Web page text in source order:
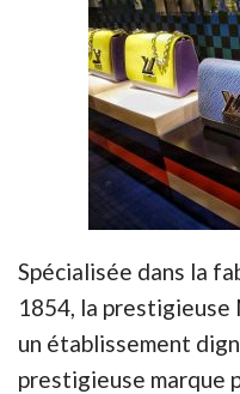
Spécialisée dans la
1854, la prestigieuse
un établissement
prestigieuse marque